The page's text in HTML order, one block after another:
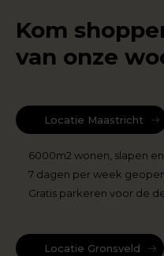
Kom
van onze
Locatie Maastricht
6000m2 wonen, slapen
7 dagen per week
Gratis parkeren voor de
Locatie Gronsveld